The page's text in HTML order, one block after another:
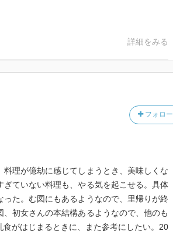
詳細をみる
フォロー
理が億劫に感じてしまうとき、美味しくな
ていない料理も、やる気を起こせる。具体
た。む図にもあるようなので、里帰りが終
初女さんの本結構あるようなので、他のも
がはじまるときに、また参考にしたい。20